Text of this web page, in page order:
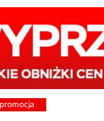
promocja